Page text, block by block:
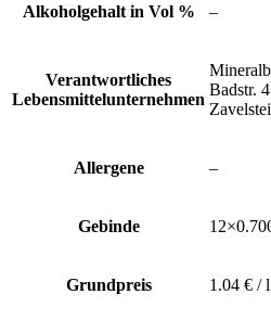
Alkoholgehalt in Vol % –
Verantwortliches
Lebensmittelunternehmen
Badstr.
Allergene –
Gebinde
Grundpreis 1.04 € / l